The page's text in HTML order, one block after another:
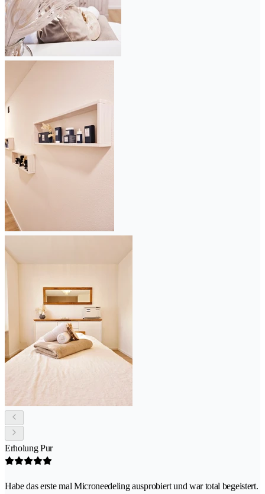
Erholung Pur
Habe das erste mal Microneedeling ausprobiert und war total begeistert.